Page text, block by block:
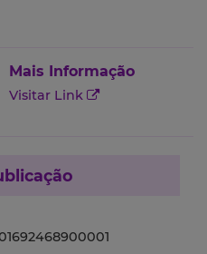
Mais Informação
Visitar Link